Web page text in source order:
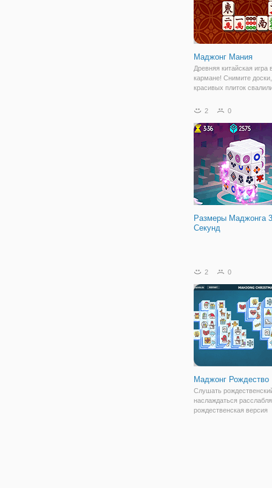
Маджонг Мания
Древняя китайская
кармане! Снимите
красивых плиток
свои навыки стратегии
кубки во всех игровых
Можете
2 0
Размеры Маджонга
Секунд
2 0
Маджонг Рождество
Слушать
наслаждаться
рождественская версия